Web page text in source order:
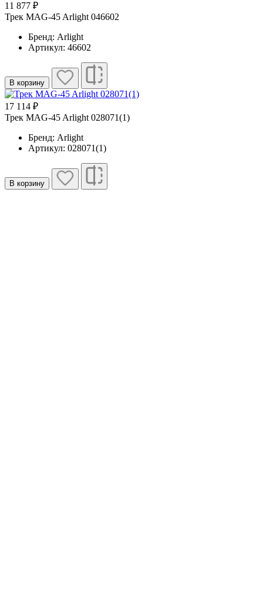
11 877 ₽
Трек MAG-45 Arlight 046602
Бренд: Arlight
Артикул: 46602
В корзину
17 114 ₽
Трек MAG-45 Arlight 028071(1)
Бренд: Arlight
Артикул: 028071(1)
В корзину